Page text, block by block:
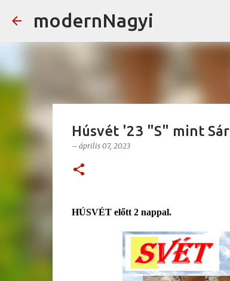
modernNagyi
Húsvét '23 "S" mint Sár
– április 07, 2023
HÚSVÉT előtt 2 nappal.